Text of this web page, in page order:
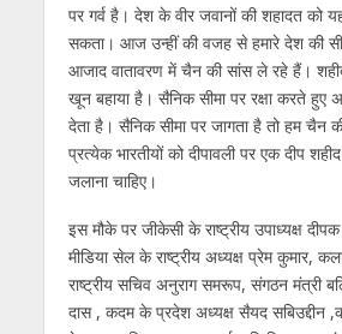
पर गर्व है। देश के वीर जवानों की शहादत को
सकता। आज उन्हीं की वजह से हमारे देश की
आजाद वातावरण में चैन की सांस ले रहे हैं।
खून बहाया है। सैनिक सीमा पर रक्षा करते हुए
देता है। सैनिक सीमा पर जागता है तो हम चैन
प्रत्येक भारतीयों को दीपावली पर एक दीप
जलाना चाहिए।
इस मौके पर जीकेसी के राष्ट्रीय उपाध्यक्ष
मीडिया सेल के राष्ट्रीय अध्यक्ष प्रेम कुमार,
राष्ट्रीय सचिव अनुराग समरूप, संगठन मंत्री
दास , कदम के प्रदेश अध्यक्ष सैयद सबिउद्दीन